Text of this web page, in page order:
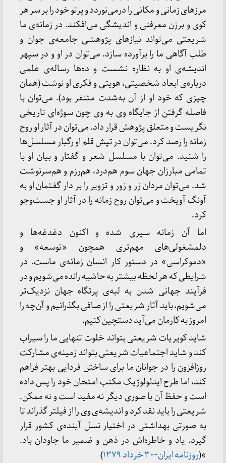
مرزهای زمانی و مکانی را درمی‌نوردد و پرتو خود را بر سر هر
کوی و برزن معرفتی و اندیشگی می‌افکند. در زمانه‌ی ما
شریعتی می‌تواند نیازهای پژوهشی جامعه‌ی جوان و
طلب آگاهی ما را برآورده سازد. می‌توان در او و در سپهر
اندیشه‌ی او به نظاره نشست و ده‌ها رساله‌ی علمی
درباره‌ی ابعاد شخصیتی، هویتی و فکری او نوشت (همان
چیزی که خود او از آن به‌شدت متنفر بود). می‌توان با
فاصله گرفتن از جایگاه وی به وی چون سوژه‌ای تاریخی
نگریست و متعلق پژوهش قرار داد. می‌توان در آثار او روح
زمانه را رصد کرد. می‌توان در تپش قلم او رگبار مسلسل‌ها
را شنید. می‌توان با مسلسل شعر و گفتار و بیان او با
تمامی مبارزان جهان سوم هم‌درد، هم‌رزم و هم‌سرنوشت
شد. می‌توان مردان زر و زور و تزویر را بر دار گفتمان او به
آونگ آویخت و می‌توان روح زمانه را در آثار او جست‌وجو
کرد.
اما آن زمانه سپری شده و اکنون دغدغه‌ها و
دلمشغولی‌های مهم‌تری همچون «توسعه» و
«دموکراسی» در دستور کار انسان زمانه‌ی ماست. در
شرایطی که هر لحظه بیشتر به حاشیه رانده می‌شویم و در
فرآیند جهانی شدن به لبه‌ی پرتگاه جهان نزدیک‌تر
می‌شویم، باید آثار شریعتی را از صافی بگذرانیم و آن‌چه را
امروز به کارمان می‌آید دستچین کنیم.
شاید کویریات شریعتی بتواند خلوت تنهایی ما را سیراب
کند و شاید اجتماعیات شریعتی بتواند زمینه‌ی مشارکت
روزافزون را در جوانان ما برای ساختن فردایی بهتر فراهم
کند، اما طرح ایدئولوژیک مکتب امتحان خود را پس داده
است و حفظ آن با صوری دیگر نه مفید است و نه ممکن.
شریعتی را باید نقد کرد و اندیشه‌ی وی را از فیلتر گذراند تا
به صورتی بهداشتی در اختیار نسل آینده‌ی کشور قرار
گیرد. یاد و خاطره‌اش در ذهن و ضمیر ما جاودان باد.
»(روزنامه ایران-۳۰ خرداد ۱۳۷۹
)